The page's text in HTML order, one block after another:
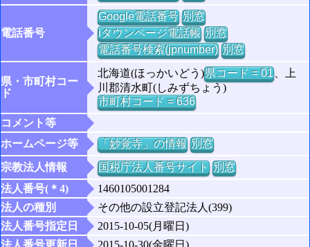
電話番号
Google電話番号 別窓
iタウンページ電話帳 別窓
電話番号検索(jpnumber) 別窓
県・市町村コー
ド
北海道(ほっかいどう)県コード = 01、上
川郡清水町(しみずちょう)
市町村コード = 636
コメント等
ホームページ等
「妙覚寺」の情報 別窓
宗教法人情報
国税庁法人番号サイト 別窓
法人番号(＊4)
1460105001284
法人の種別
その他の設立登記法人(399)
法人番号指定日
2015-10-05(月曜日)